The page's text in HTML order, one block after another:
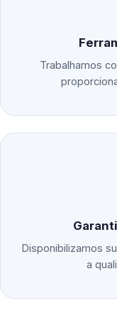
Trabalhamos
Disponibilizamos
a